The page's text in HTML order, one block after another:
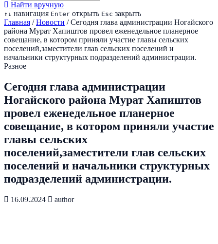
Найти вручную
↑ ↓ навигация Enter открыть Esc закрыть
Главная / Новости / Сегодня глава администрации Ногайского
района Мурат Хапиштов провел еженедельное планерное
совещание, в котором приняли участие главы сельских
поселений,заместители глав сельских поселений и
начальники структурных подразделений администрации.
Разное
Сегодня глава администрации
Ногайского района Мурат Хапиштов
провел еженедельное планерное
совещание, в котором приняли участие
главы сельских
поселений,заместители глав сельских
поселений и начальники структурных
подразделений администрации.
16.09.2024 author